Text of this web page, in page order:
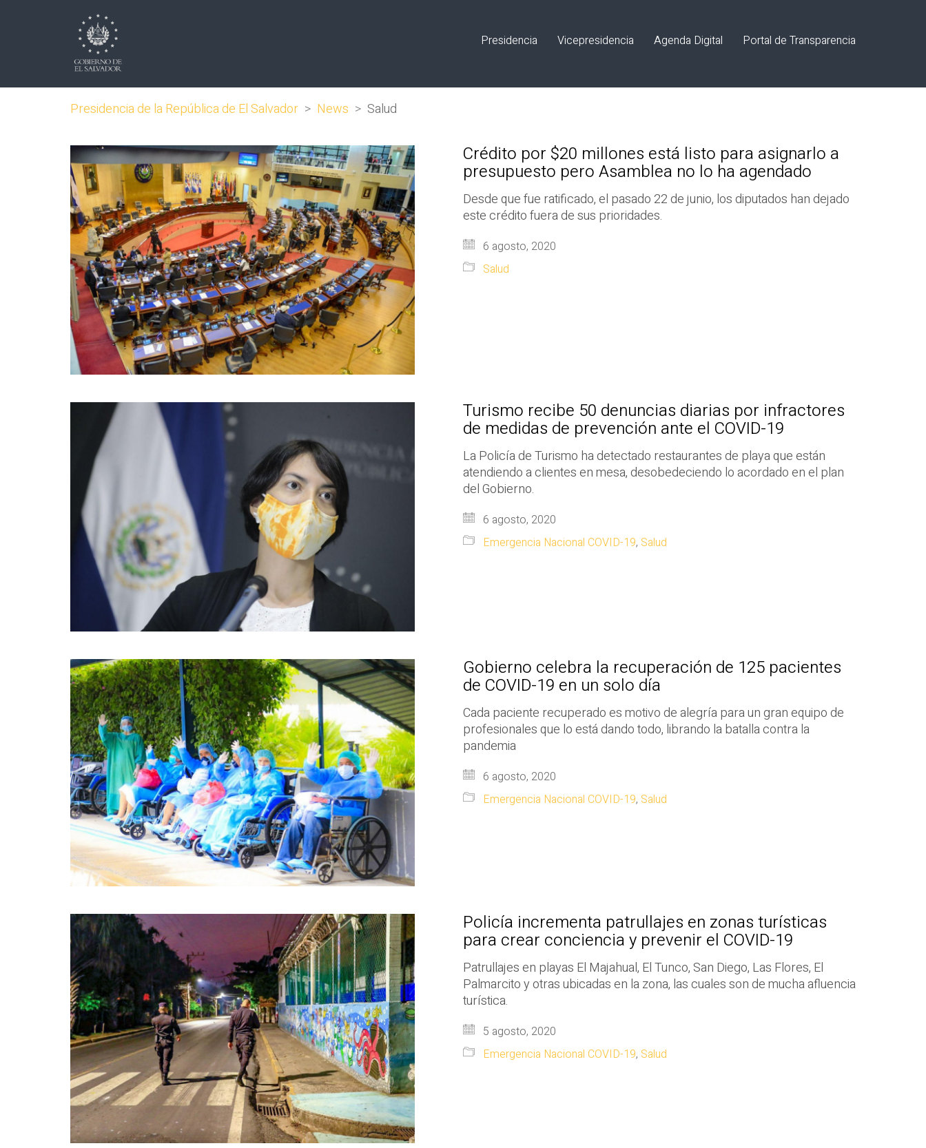
Presidencia Vicepresidencia Agenda Digital Portal de Transparencia
Presidencia de la República de El Salvador > News > Salud
Crédito por $20 millones está listo para asignarlo a
presupuesto pero Asamblea no lo ha agendado
Desde que fue ratificado, el pasado 22 de junio, los diputados han dejado
este crédito fuera de sus prioridades.
6 agosto, 2020
Salud
Turismo recibe 50 denuncias diarias por infractores
de medidas de prevención ante el COVID-19
La Policía de Turismo ha detectado restaurantes de playa que están
atendiendo a clientes en mesa, desobedeciendo lo acordado en el plan
del Gobierno.
6 agosto, 2020
Emergencia Nacional COVID-19, Salud
Gobierno celebra la recuperación de 125 pacientes
de COVID-19 en un solo día
Cada paciente recuperado es motivo de alegría para un gran equipo de
profesionales que lo está dando todo, librando la batalla contra la
pandemia
6 agosto, 2020
Emergencia Nacional COVID-19, Salud
Policía incrementa patrullajes en zonas turísticas
para crear conciencia y prevenir el COVID-19
Patrullajes en playas El Majahual, El Tunco, San Diego, Las Flores, El
Palmarcito y otras ubicadas en la zona, las cuales son de mucha afluencia
turística.
5 agosto, 2020
Emergencia Nacional COVID-19, Salud